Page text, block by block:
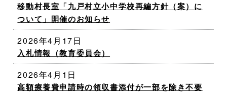
移動村長室「九戸村立小中学校再編方針（案）に
ついて」開催のお知らせ
2026年4月17日
入札情報（教育委員会）
2026年4月1日
高額療養費申請時の領収書添付が一部を除き不要